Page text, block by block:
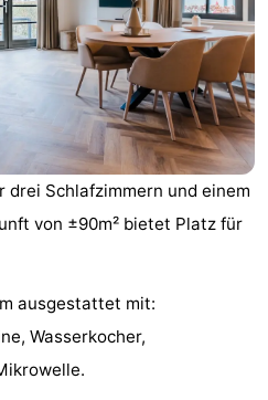
drei Schlafzimmern und einem
von ±90m² bietet Platz für
ausgestattet mit:
Wasserkocher,